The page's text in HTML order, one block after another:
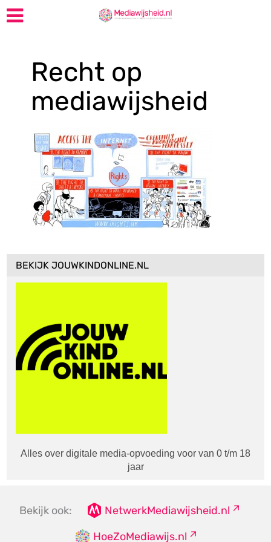
Recht op
mediawijsheid
BEKIJK JOUWKINDONLINE.NL
Alles over digitale media-opvoeding voor van 0 t/m 18
jaar
Bekijk ook:
NetwerkMediawijsheid.nl
HoeZoMediawijs.nl